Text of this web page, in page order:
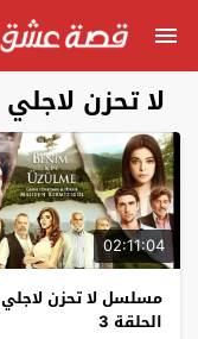
لا تحزن لاجلي 3 مترجم
02:11:04
مسلسل لا تحزن لاجلي
الحلقة 3